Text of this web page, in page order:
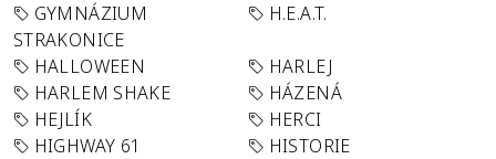
GYMNÁZIUM
STRAKONICE
H.E.A.T.
HALLOWEEN
HARLEJ
HARLEM SHAKE
HÁZENÁ
HEJLÍK
HERCI
HIGHWAY 61
HISTORIE